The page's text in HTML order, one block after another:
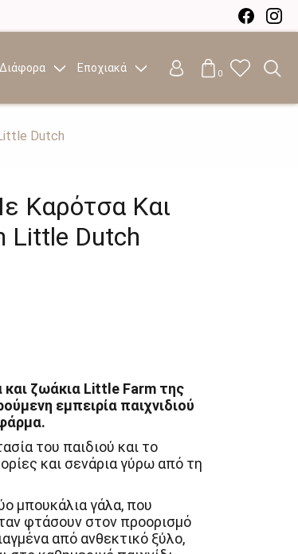
Διάφορα Εποχιακά 0
Dutch
Καρότσα Και
Little Dutch
και ζωάκια Little Farm της
εμπειρία παιχνιδιού
του παιδιού και το
και σενάρια γύρω από τη
μπουκάλια γάλα, που
φτάσουν στον προορισμό
από ανθεκτικό ξύλο,